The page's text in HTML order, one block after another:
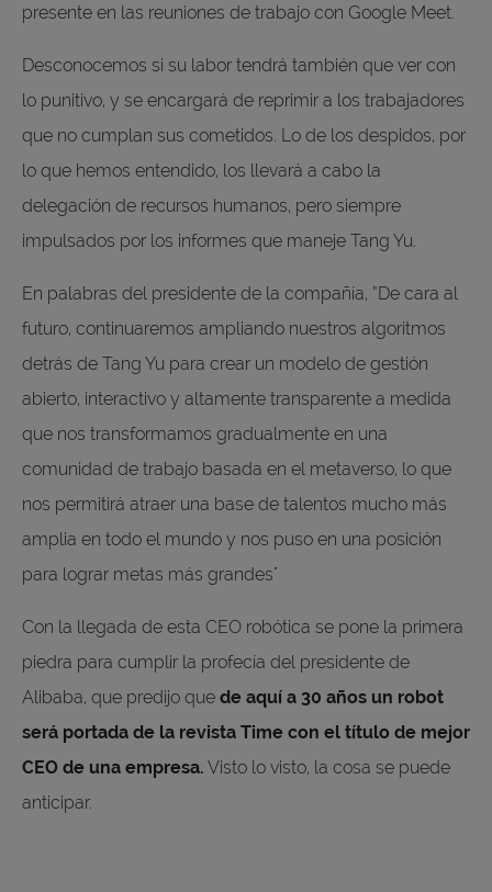
presente en las reuniones de trabajo con Google Meet.
Desconocemos si su labor tendrá también que ver con
lo punitivo, y se encargará de reprimir a los trabajadores
que no cumplan sus cometidos. Lo de los despidos, por
lo que hemos entendido, los llevará a cabo la
delegación de recursos humanos, pero siempre
impulsados por los informes que maneje Tang Yu.
En palabras del presidente de la compañía, “De cara al
futuro, continuaremos ampliando nuestros algoritmos
detrás de Tang Yu para crear un modelo de gestión
abierto, interactivo y altamente transparente a medida
que nos transformamos gradualmente en una
comunidad de trabajo basada en el metaverso, lo que
nos permitirá atraer una base de talentos mucho más
amplia en todo el mundo y nos puso en una posición
para lograr metas más grandes"
Con la llegada de esta CEO robótica se pone la primera
piedra para cumplir la profecía del presidente de
Alibaba, que predijo que de aquí a 30 años un robot
será portada de la revista Time con el título de mejor
CEO de una empresa. Visto lo visto, la cosa se puede
anticipar.